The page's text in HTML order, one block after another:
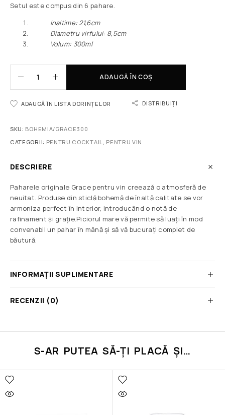
Setul este compus din 6 pahare.
Inaltime: 21,6cm
Diametru virfului: 8,5cm
Volum: 300ml
ADAUGĂ ÎN COȘ
ADAUGĂ ÎN LISTA DORINȚELOR DISTRIBUIȚI
SKU: BOHEMIA/GRACE300
CATEGORII: PENTRU COCKTAIL PENTRU VIN
DESCRIERE
Paharele originale Grace pentru vin creează o atmosferă de
neuitat. Produse din sticlă bohemă de înaltă calitate se vor
armoniza perfect în interior, introducând o notă de
rafinament și grație.Piciorul mare vă permite să luați în mod
convenabil un pahar în mână și să vă bucurați complet de
băutură.
INFORMAȚII SUPLIMENTARE
RECENZII (0)
S-AR PUTEA SĂ-ȚI PLACĂ ȘI…